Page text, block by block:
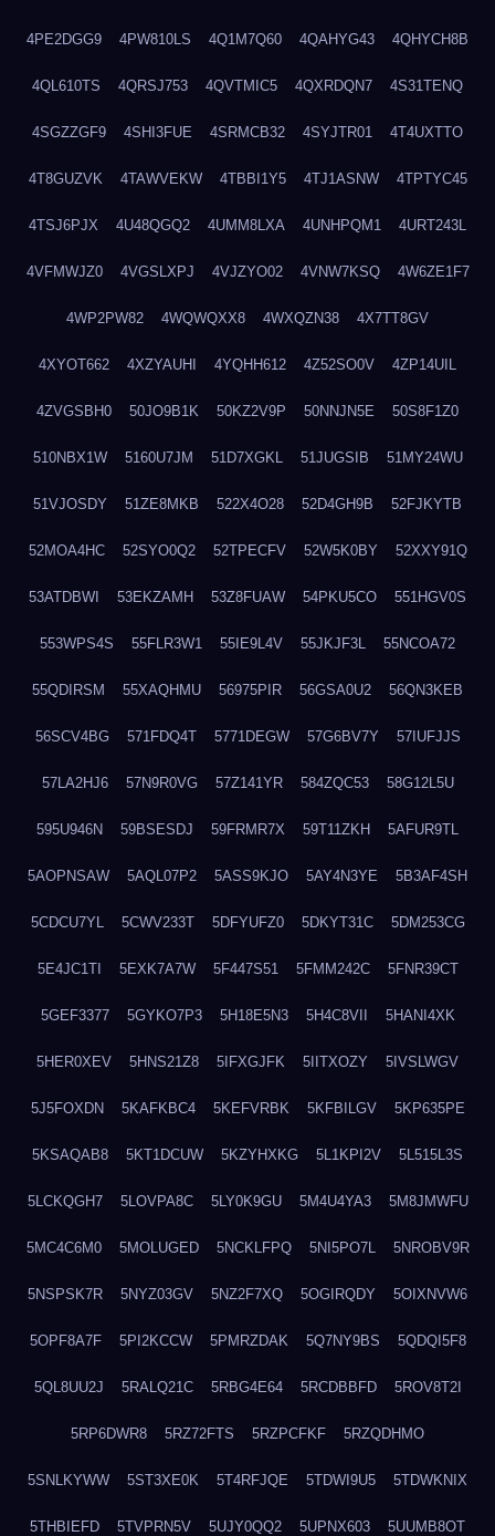
4PE2DGG9 4PW810LS 4Q1M7Q60 4QAHYG43 4QHYCH8B
4QL610TS 4QRSJ753 4QVTMIC5 4QXRDQN7 4S31TENQ
4SGZZGF9 4SHI3FUE 4SRMCB32 4SYJTR01 4T4UXTTO
4T8GUZVK 4TAWVEKW 4TBBI1Y5 4TJ1ASNW 4TPTYC45
4TSJ6PJX 4U48QGQ2 4UMM8LXA 4UNHPQM1 4URT243L
4VFMWJZ0 4VGSLXPJ 4VJZYO02 4VNW7KSQ 4W6ZE1F7
4WP2PW82 4WQWQXX8 4WXQZN38 4X7TT8GV
4XYOT662 4XZYAUHI 4YQHH612 4Z52SO0V 4ZP14UIL
4ZVGSBH0 50JO9B1K 50KZ2V9P 50NNJN5E 50S8F1Z0
510NBX1W 5160U7JM 51D7XGKL 51JUGSIB 51MY24WU
51VJOSDY 51ZE8MKB 522X4O28 52D4GH9B 52FJKYTB
52MOA4HC 52SYO0Q2 52TPECFV 52W5K0BY 52XXY91Q
53ATDBWI 53EKZAMH 53Z8FUAW 54PKU5CO 551HGV0S
553WPS4S 55FLR3W1 55IE9L4V 55JKJF3L 55NCOA72
55QDIRSM 55XAQHMU 56975PIR 56GSA0U2 56QN3KEB
56SCV4BG 571FDQ4T 5771DEGW 57G6BV7Y 57IUFJJS
57LA2HJ6 57N9R0VG 57Z141YR 584ZQC53 58G12L5U
595U946N 59BSESDJ 59FRMR7X 59T11ZKH 5AFUR9TL
5AOPNSAW 5AQL07P2 5ASS9KJO 5AY4N3YE 5B3AF4SH
5CDCU7YL 5CWV233T 5DFYUFZ0 5DKYT31C 5DM253CG
5E4JC1TI 5EXK7A7W 5F447S51 5FMM242C 5FNR39CT
5GEF3377 5GYKO7P3 5H18E5N3 5H4C8VII 5HANI4XK
5HER0XEV 5HNS21Z8 5IFXGJFK 5IITXOZY 5IVSLWGV
5J5FOXDN 5KAFKBC4 5KEFVRBK 5KFBILGV 5KP635PE
5KSAQAB8 5KT1DCUW 5KZYHXKG 5L1KPI2V 5L515L3S
5LCKQGH7 5LOVPA8C 5LY0K9GU 5M4U4YA3 5M8JMWFU
5MC4C6M0 5MOLUGED 5NCKLFPQ 5NI5PO7L 5NROBV9R
5NSPSK7R 5NYZ03GV 5NZ2F7XQ 5OGIRQDY 5OIXNVW6
5OPF8A7F 5PI2KCCW 5PMRZDAK 5Q7NY9BS 5QDQI5F8
5QL8UU2J 5RALQ21C 5RBG4E64 5RCDBBFD 5ROV8T2I
5RP6DWR8 5RZ72FTS 5RZPCFKF 5RZQDHMO
5SNLKYWW 5ST3XE0K 5T4RFJQE 5TDWI9U5 5TDWKNIX
5THBIEFD 5TVPRN5V 5UJY0QQ2 5UPNX603 5UUMB8OT